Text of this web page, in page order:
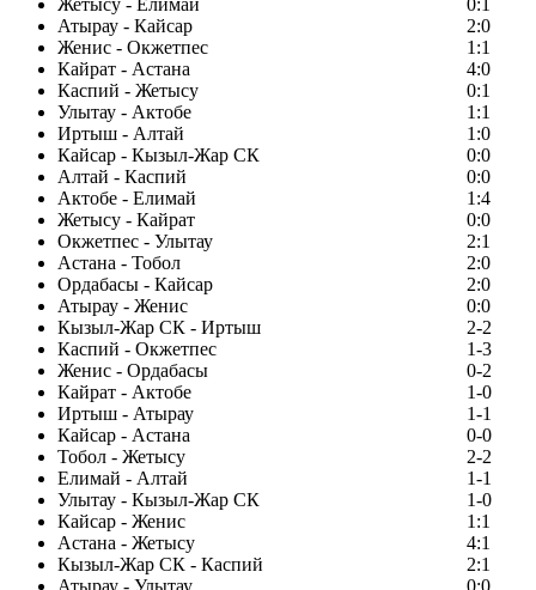
Жетысу - Елимай
0:1
Атырау - Кайсар
2:0
Женис - Окжетпес
1:1
Кайрат - Астана
4:0
Каспий - Жетысу
0:1
Улытау - Актобе
1:1
Иртыш - Алтай
1:0
Кайсар - Кызыл-Жар СК
0:0
Алтай - Каспий
0:0
Актобе - Елимай
1:4
Жетысу - Кайрат
0:0
Окжетпес - Улытау
2:1
Астана - Тобол
2:0
Ордабасы - Кайсар
2:0
Атырау - Женис
0:0
Кызыл-Жар СК - Иртыш
2-2
Каспий - Окжетпес
1-3
Женис - Ордабасы
0-2
Кайрат - Актобе
1-0
Иртыш - Атырау
1-1
Кайсар - Астана
0-0
Тобол - Жетысу
2-2
Елимай - Алтай
1-1
Улытау - Кызыл-Жар СК
1-0
Кайсар - Женис
1:1
Астана - Жетысу
4:1
Кызыл-Жар СК - Каспий
2:1